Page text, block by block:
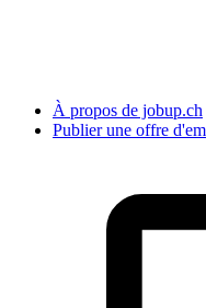
À propos de jobup.ch
Publier une offre